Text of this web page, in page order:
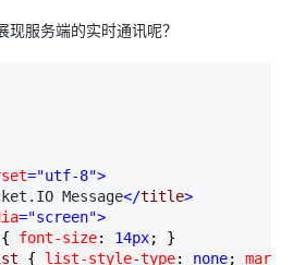
服务端的实时通讯呢？
="utf-8">
Message</title>
="screen">
{ font-size: 14px;
}
{ list-style-type: none;